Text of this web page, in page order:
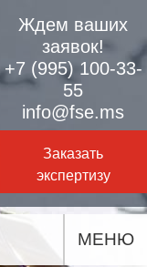
Ждем ваших
заявок!
+7 (995) 100-33-
55
info@fse.ms
Заказать
экспертизу
МЕНЮ